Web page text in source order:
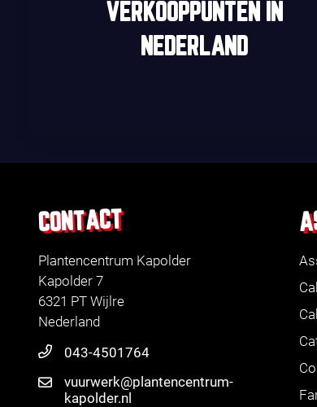
VERKOOPPUNTEN
IN
NEDERLAND
CONTACT
Plantencentrum Kapolder
Kapolder 7
6321 PT Wijlre
Nederland
043-4501764
vuurwerk@plantencentrum-
kapolder.nl